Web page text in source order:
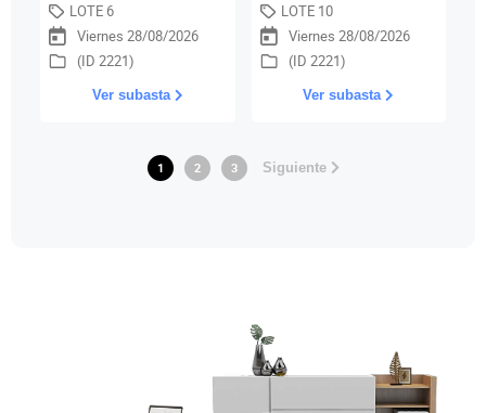
2700w, cap. calor
2650w, 1 BGH - cap.
frio 3600w
LOTE 6
Viernes 28/08/2026
(ID 2221)
Ver subasta
LOTE 10
Viernes 28/08/2026
(ID 2221)
Ver subasta
1 2 3 Siguiente